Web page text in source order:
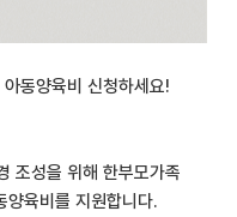
동양육비 신청하세요!
조성을 위해 한부모가족
육비를 지원합니다.